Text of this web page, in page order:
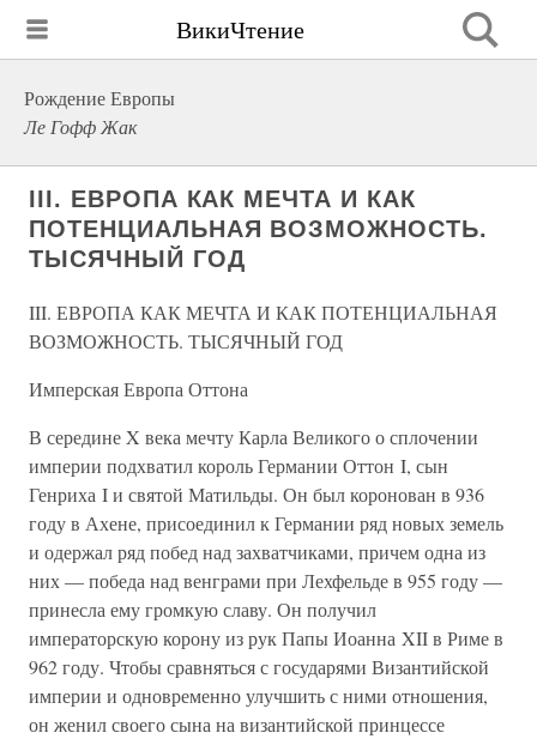
ВикиЧтение
Рождение Европы
Ле Гофф Жак
III. ЕВРОПА КАК МЕЧТА И КАК
ПОТЕНЦИАЛЬНАЯ ВОЗМОЖНОСТЬ.
ТЫСЯЧНЫЙ ГОД
III. ЕВРОПА КАК МЕЧТА И КАК ПОТЕНЦИАЛЬНАЯ
ВОЗМОЖНОСТЬ. ТЫСЯЧНЫЙ ГОД
Имперская Европа Оттона
В середине X века мечту Карла Великого о сплочении
империи подхватил король Германии Оттон I, сын
Генриха I и святой Матильды. Он был коронован в 936
году в Ахене, присоединил к Германии ряд новых земель
и одержал ряд побед над захватчиками, причем одна из
них — победа над венграми при Лехфельде в 955 году —
принесла ему громкую славу. Он получил
императорскую корону из рук Папы Иоанна XII в Риме в
962 году. Чтобы сравняться с государями Византийской
империи и одновременно улучшить с ними отношения,
он женил своего сына на византийской принцессе